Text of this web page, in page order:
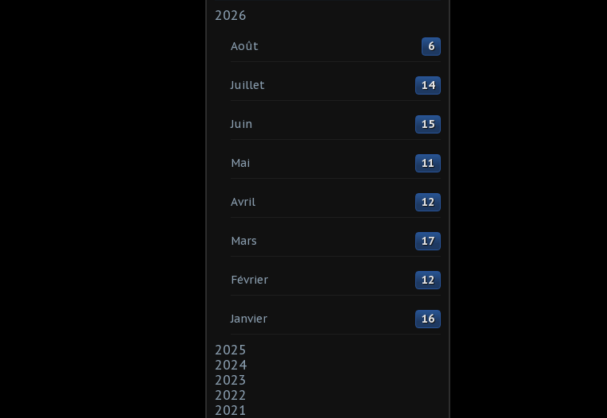
2026
Août 6
Juillet 14
Juin 15
Mai 11
Avril 12
Mars 17
Février 12
Janvier 16
2025
2024
2023
2022
2021